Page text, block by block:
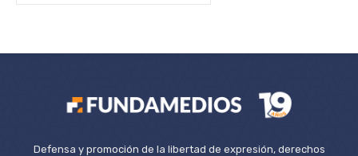
Defensa y promoción de la libertad de expresión, derechos